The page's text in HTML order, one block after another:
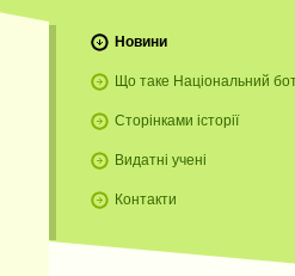
Новини
Що таке Національний
Сторінками історії
Видатні учені
Контакти